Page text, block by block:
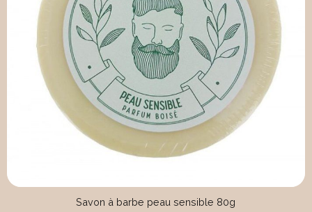
Savon à barbe peau sensible 80g